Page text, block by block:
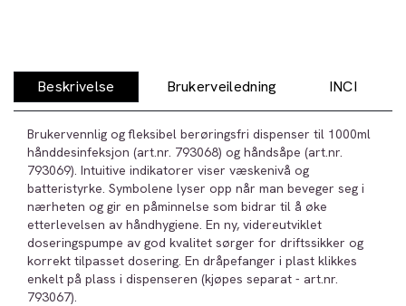
Beskrivelse Brukerveiledning INCI
Brukervennlig og fleksibel berøringsfri dispenser til 1000ml
hånddesinfeksjon (art.nr. 793068) og håndsåpe (art.nr.
793069). Intuitive indikatorer viser væskenivå og
batteristyrke. Symbolene lyser opp når man beveger seg i
nærheten og gir en påminnelse som bidrar til å øke
etterlevelsen av håndhygiene. En ny, videreutviklet
doseringspumpe av god kvalitet sørger for driftssikker og
korrekt tilpasset dosering. En dråpefanger i plast klikkes
enkelt på plass i dispenseren (kjøpes separat - art.nr.
793067).